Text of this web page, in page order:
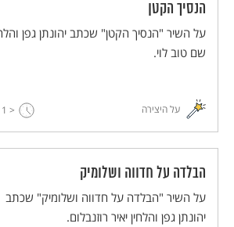
הנסיך הקטן
על השיר "הנסיך הקטן" שכתב יהונתן גפן
שם טוב לוי.
על היצירה < 1
הבלדה על חדווה ושלומיק
על השיר "הבלדה על חדווה ושלומיק" שכתב
יהונתן גפן והלחין יאיר רוזנבלום.